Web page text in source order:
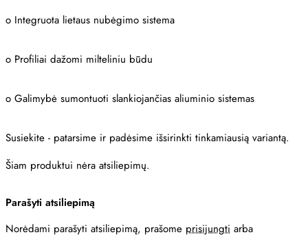
o Integruota lietaus nubėgimo sistema
o Profiliai dažomi milteliniu būdu
o Galimybė sumontuoti slankiojančias aliuminio sistemas
Susiekite - patarsime ir padėsime išsirinkti tinkamiausią variantą.
Šiam produktui nėra atsiliepimų.
Parašyti atsiliepimą
Norėdami parašyti atsiliepimą, prašome prisijungti arba